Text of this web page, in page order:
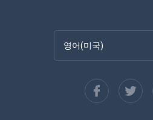
영어(미국)
Español